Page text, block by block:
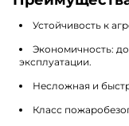
Устойчивость к
Экономичность:
эксплуатации.
Несложная и
Класс